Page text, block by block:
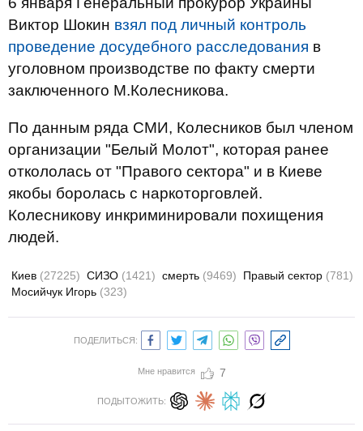
Виктор Шокин взял под личный контроль
проведение досудебного расследования в
уголовном производстве по факту смерти
заключенного М.Колесникова.
По данным ряда СМИ, Колесников был членом
организации "Белый Молот", которая ранее
откололась от "Правого сектора" и в Киеве
якобы боролась с наркоторговлей.
Колесникову инкриминировали похищения
людей.
Киев (27225) СИЗО (1421) смерть (9469) Правый сектор (781)
Мосийчук Игорь (323)
ПОДЕЛИТЬСЯ:
Мне нравится 7
ПОДЫТОЖИТЬ: